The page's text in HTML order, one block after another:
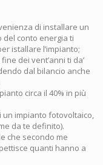
di installare un
conto energia ti
istallare l’impianto;
dei vent’anni ti da’
dal bilancio anche
circa il 40% in più
impianto fotovoltaico,
da te definito).
che secondo me
quanti hanno a